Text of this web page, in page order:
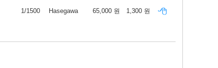
1/1500 Hasegawa 65,000 원 1,300 원